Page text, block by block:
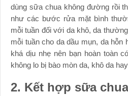
dùng sữa chua không đường rồi
như các bước rửa mặt bình
mỗi tuần đối với da khô, da
mỗi tuần cho da dầu mụn, da
khá dịu nhẹ nên bạn hoàn toàn
không lo bị bào mòn da, khô da
2. Kết hợp sữa